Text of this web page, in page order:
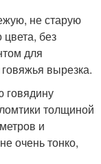
не старую
цвета, без
для
вырезка.
говядину
толщиной
и
очень тонко,